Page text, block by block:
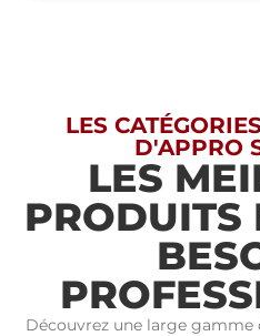
LES
D'APPRO
LES
PRODUITS
Découvrez une large